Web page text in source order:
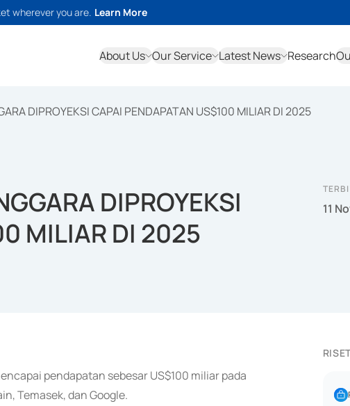
wherever you are. Learn More
About Us Our Service Latest News Research
DIPROYEKSI CAPAI PENDAPATAN US$100 MILIAR DI 2025
DIPROYEKSI
MILIAR DI 2025
11
pendapatan sebesar US$100 miliar pada
Temasek, dan Google.